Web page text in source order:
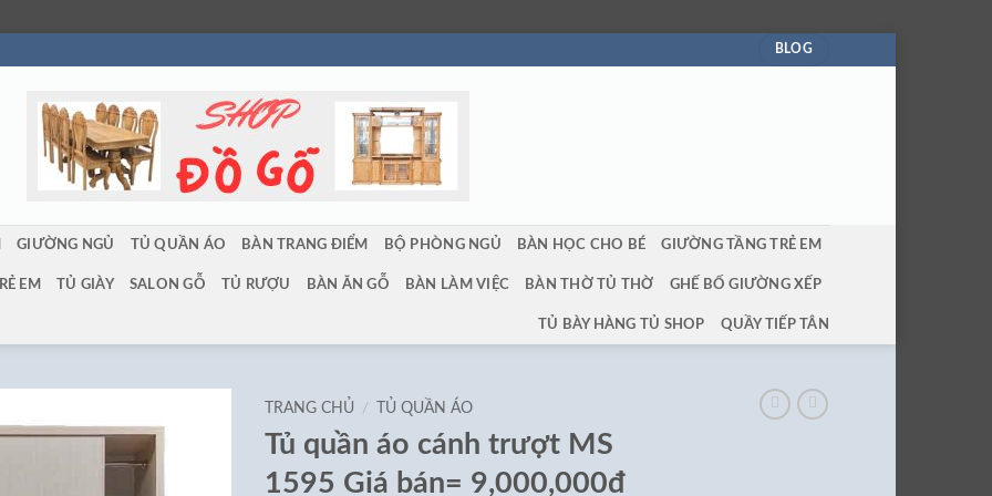
BLOG
GIƯỜNG NGỦ TỦ QUẦN ÁO BÀN TRANG ĐIỂM BỘ PHÒNG NGỦ BÀN HỌC CHO BÉ GIƯỜNG TẦNG TRẺ EM
EM TỦ GIÀY SALON GỖ TỦ RƯỢU BÀN ĂN GỖ BÀN LÀM VIỆC BÀN THỜ TỦ THỜ GHẾ BỐ GIƯỜNG XẾP
TỦ BÀY HÀNG TỦ SHOP QUẦY TIẾP TÂN
TRANG CHỦ / TỦ QUẦN ÁO
Tủ quần áo cánh trượt MS
1595 Giá bán= 9,000,000đ